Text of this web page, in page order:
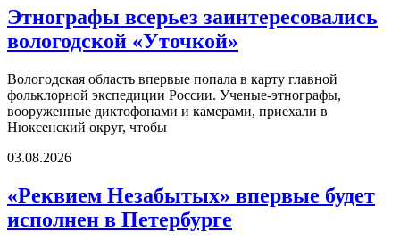
Этнографы всерьез заинтересовались
вологодской «Уточкой»
Вологодская область впервые попала в карту главной
фольклорной экспедиции России. Ученые-этнографы,
вооруженные диктофонами и камерами, приехали в
Нюксенский округ, чтобы
03.08.2026
«Реквием Незабытых» впервые будет
исполнен в Петербурге